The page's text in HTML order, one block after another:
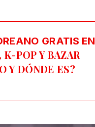
GRATIS EN
POP Y BAZAR
Y DÓNDE ES?